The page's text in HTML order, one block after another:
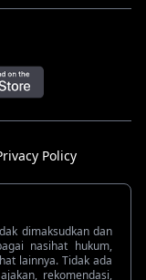
Policy
dimaksudkan dan
nasihat hukum,
lainnya. Tidak ada
rekomendasi,